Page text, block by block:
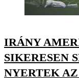
IRÁNY
SIKERESEN
NYERTEK